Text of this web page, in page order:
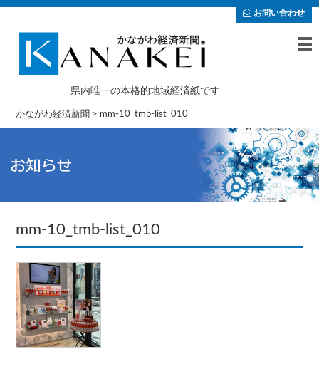
お問い合わせ
県内唯一の本格的地域経済紙です
かながわ経済新聞 > mm-10_tmb-list_010
mm-10_tmb-list_010